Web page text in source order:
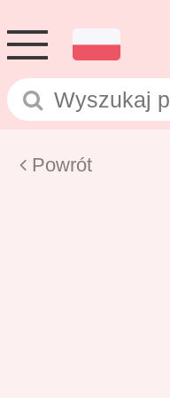
Powrót